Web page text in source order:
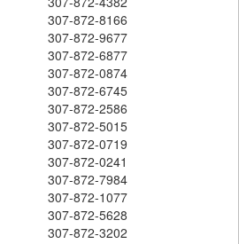
307-872-8166
307-872-9677
307-872-6877
307-872-0874
307-872-6745
307-872-2586
307-872-5015
307-872-0719
307-872-0241
307-872-7984
307-872-1077
307-872-5628
307-872-3202